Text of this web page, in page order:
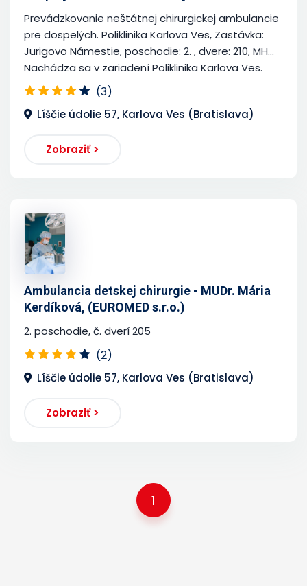
Prevádzkovanie neštátnej chirurgickej ambulancie
pre dospelých. Poliklinika Karlova Ves, Zastávka:
Jurigovo Námestie, poschodie: 2. , dvere: 210, MH...
Nachádza sa v zariadení Poliklinika Karlova Ves.
(3)
Líščie údolie 57, Karlova Ves (Bratislava)
Zobraziť >
Ambulancia detskej chirurgie - MUDr. Mária
Kerdíková, (EUROMED s.r.o.)
2. poschodie, č. dverí 205
(2)
Líščie údolie 57, Karlova Ves (Bratislava)
Zobraziť >
1